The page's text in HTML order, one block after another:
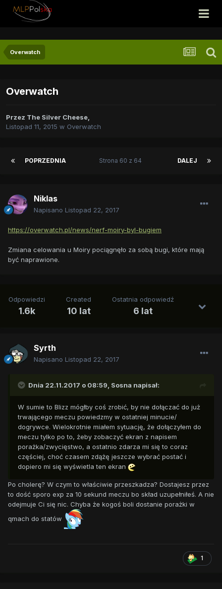
Overwatch
Overwatch
Przez The Silver Cheese,
Listopad 11, 2015 w Overwatch
POPRZEDNIA DALEJ
Strona 60 z 64
Niklas
Napisano Listopad 22, 2017
https://overwatch.pl/news/nerf-moiry-byl-bugiem
Zmiana celowania u Moiry pociągnęło za sobą bugi, które mają
być naprawione.
Odpowiedzi
1.6k
Created
10 lat
Ostatnia odpowiedź
6 lat
Syrth
Napisano Listopad 22, 2017
Dnia 22.11.2017 o 08:59, Sosna napisał:
W sumie to Blizz mógłby coś zrobić, by nie dołączać do już
trwającego meczu powiedzmy w ostatniej minucie/
dogrywce. Wielokrotnie miałem sytuację, że dołączyłem do
meczu tylko po to, żeby zobaczyć ekran z napisem
porażka/zwycięstwo, a ostatnio zdarza mi się to coraz
częściej, choć czasem zdążę jeszcze wybrać postać i
dopiero mi się wyświetla ten ekran
Po cholerę? W czym to właściwie przeszkadza? Dostajesz przez
to dość sporo exp za 10 sekund meczu bo skład uzupełniłeś. A nie
odejmuje Ci się nic. Chyba że kogoś boli dostanie porażki w
qmach do statów
1